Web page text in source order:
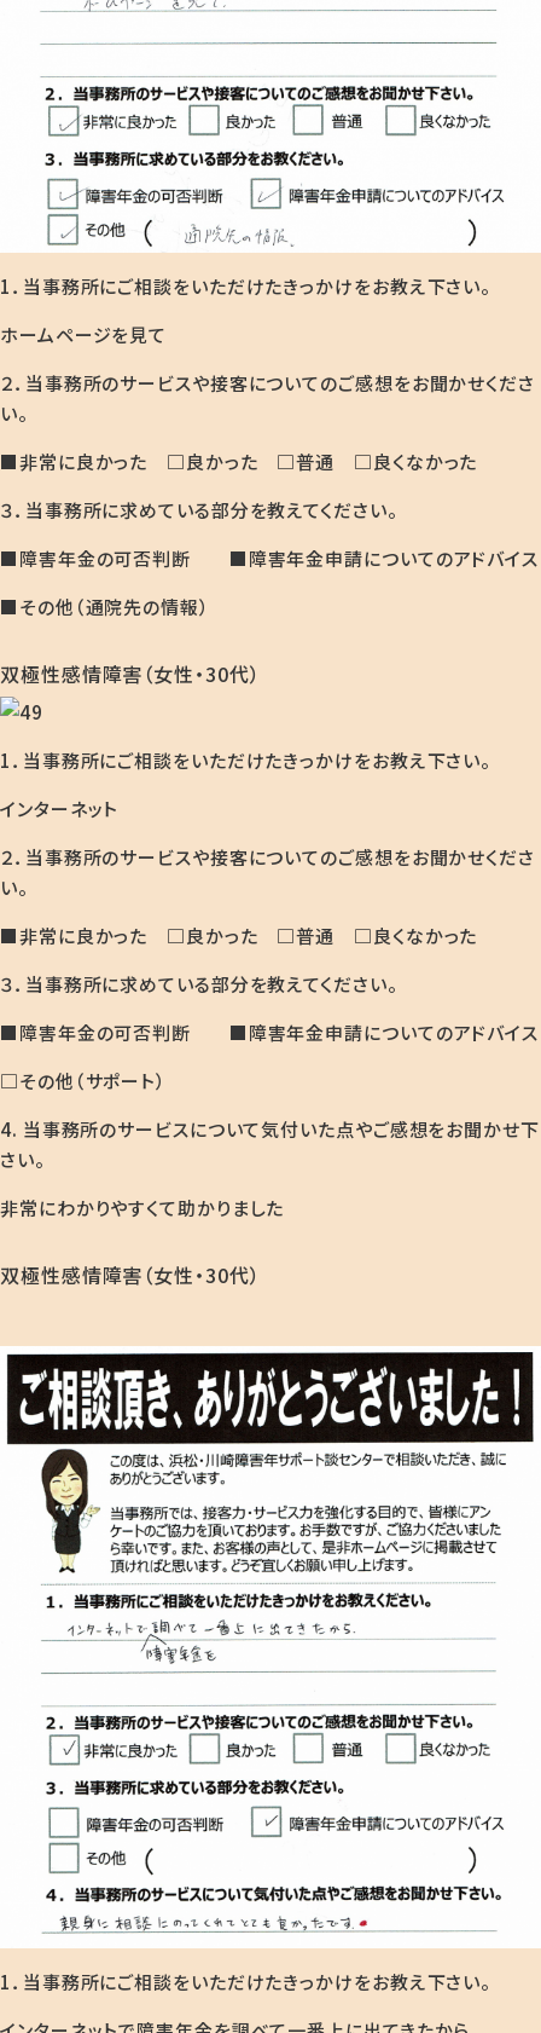
1．当事務所にご相談をいただけたきっかけをお教え下さい。
ホームページを見て
２．当事務所のサービスや接客についてのご感想をお聞かせくださ
い。
■非常に良かった □良かった □普通 □良くなかった
３．当事務所に求めている部分を教えてください。
■障害年金の可否判断 ■障害年金申請についてのアドバイス
■その他（通院先の情報）
双極性感情障害（女性・30代）
1．当事務所にご相談をいただけたきっかけをお教え下さい。
インターネット
２．当事務所のサービスや接客についてのご感想をお聞かせくださ
い。
■非常に良かった □良かった □普通 □良くなかった
３．当事務所に求めている部分を教えてください。
■障害年金の可否判断 ■障害年金申請についてのアドバイス
□その他（サポート）
4. 当事務所のサービスについて気付いた点やご感想をお聞かせ下
さい。
非常にわかりやすくて助かりました
双極性感情障害（女性・30代）
1．当事務所にご相談をいただけたきっかけをお教え下さい。